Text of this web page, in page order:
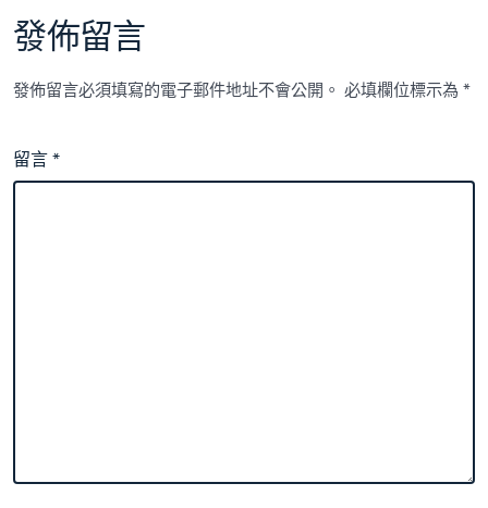
發佈留言
發佈留言必須填寫的電子郵件地址不會公開。 必填欄位標示為*
留言*